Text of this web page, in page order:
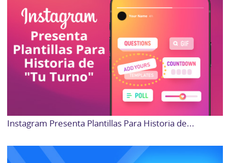
Instagram Presenta Plantillas Para Historia de...